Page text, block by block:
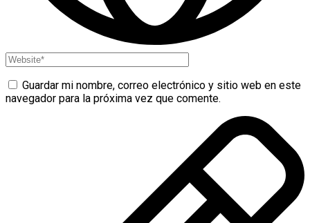
Guardar mi nombre, correo electrónico y sitio web en este
navegador para la próxima vez que comente.